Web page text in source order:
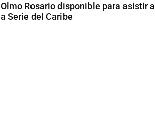
Olmo Rosario disponible para asistir a l
a Serie del Caribe